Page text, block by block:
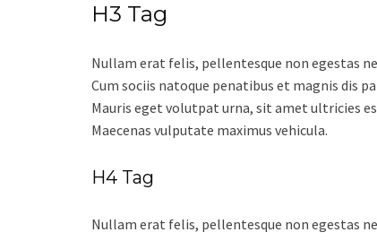
H3 Tag
Nullam erat felis, pellentesque non egestas
Cum sociis natoque penatibus et magnis dis
Mauris eget volutpat urna, sit amet ultricies
Maecenas vulputate maximus vehicula.
H4 Tag
Nullam erat felis, pellentesque non egestas